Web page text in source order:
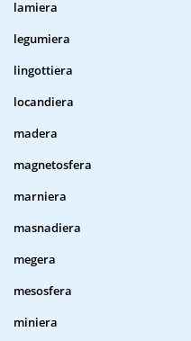
lamiera
legumiera
lingottiera
locandiera
madera
magnetosfera
marniera
masnadiera
megera
mesosfera
miniera